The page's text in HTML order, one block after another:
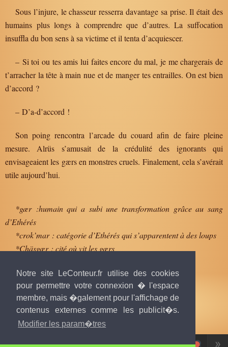
Notre site LeConteur.fr utilise des cookies
pour permettre votre connexion � l'espace
membre, mais �galement pour l'affichage de
contenus externes comme les publicit�s.
Modifier les param�tres
Sous l’injure, le chasseur resserra davantage sa prise. Il était des
humains plus longs à comprendre que d’autres. La suffocation
insuffla du bon sens à sa victime et il tenta d’acquiescer.
– Si toi ou tes amis lui faites encore du mal, je me chargerais de
t’arracher la tête à main nue et de manger tes entrailles. On est bien
d’accord ?
– D’a-d’accord !
Son poing rencontra l’arcade du couard afin de faire pleine
mesure. Alrüs s’amusait de la crédulité des ignorants qui
envisageaient les gærs en monstres cruels. Finalement, cela s’avérait
utile aujourd’hui.
*gær :humain qui a subi une transformation grâce au sang
d’Ethérés
*crok’mar : catégorie d’Ethérés qui s’apparentent à des loups
*Chäsgær : cité où vit les gærs
Texte publié parL.E.Nixen
, 15 mai 2019 à 20h53
© tous droits réservés.
« »
Lecture